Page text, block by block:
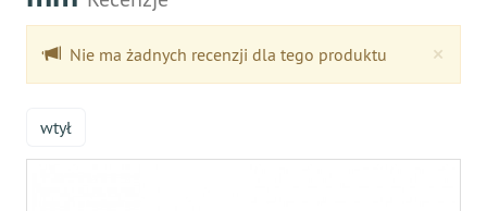
×
Nie ma żadnych recenzji dla tego produktu
wtył